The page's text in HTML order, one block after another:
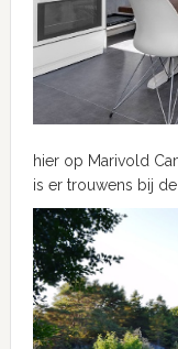
hier op Marivold
is er trouwens bij